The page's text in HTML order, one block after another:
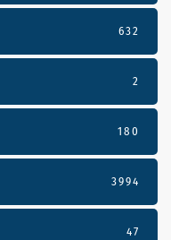
632
2
180
3994
47